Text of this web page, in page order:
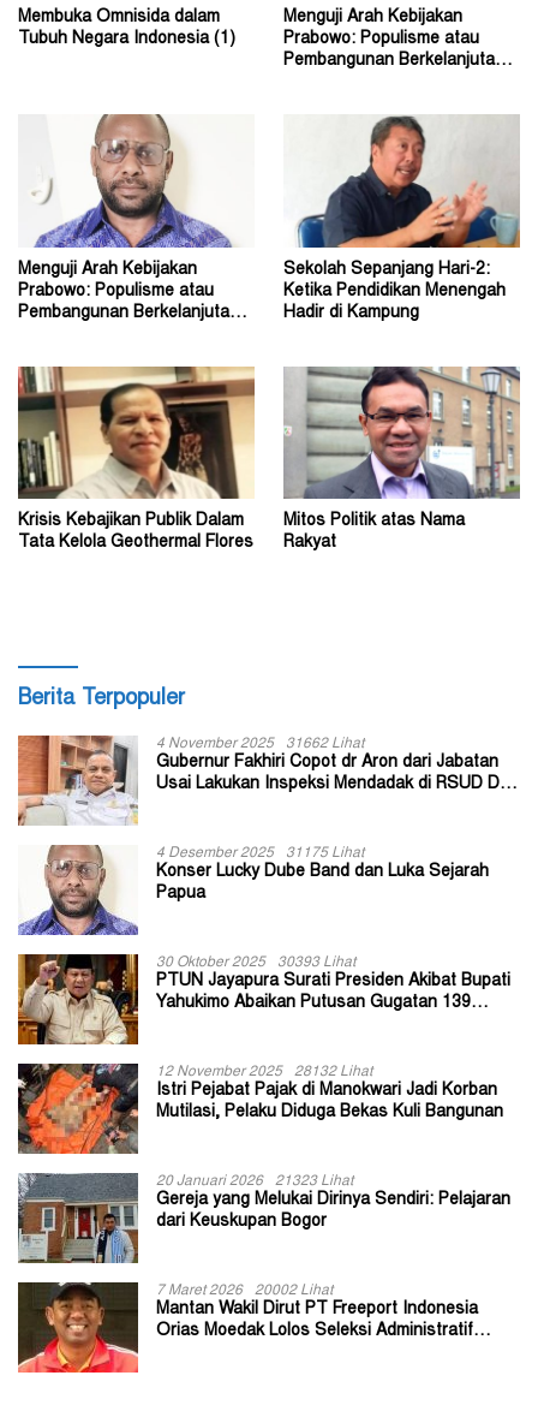
Membuka Omnisida dalam
Tubuh Negara Indonesia (1)
Menguji Arah Kebijakan
Prabowo: Populisme atau
Pembangunan Berkelanjutan?
Menguji Arah Kebijakan
Prabowo: Populisme atau
Pembangunan Berkelanjutan?
Sekolah Sepanjang Hari-2:
Ketika Pendidikan Menengah
Hadir di Kampung
Krisis Kebajikan Publik Dalam
Tata Kelola Geothermal Flores
Mitos Politik atas Nama
Rakyat
Berita Terpopuler
4 November 2025 31662 Lihat
Gubernur Fakhiri Copot dr Aron dari Jabatan
Usai Lakukan Inspeksi Mendadak di RSUD Dok
4 Desember 2025 31175 Lihat
Konser Lucky Dube Band dan Luka Sejarah
Papua
30 Oktober 2025 30393 Lihat
PTUN Jayapura Surati Presiden Akibat Bupati
Yahukimo Abaikan Putusan Gugatan 139
12 November 2025 28132 Lihat
Istri Pejabat Pajak di Manokwari Jadi Korban
Mutilasi, Pelaku Diduga Bekas Kuli Bangunan
20 Januari 2026 21323 Lihat
Gereja yang Melukai Dirinya Sendiri: Pelajaran
dari Keuskupan Bogor
7 Maret 2026 20002 Lihat
Mantan Wakil Dirut PT Freeport Indonesia
Orias Moedak Lolos Seleksi Administratif